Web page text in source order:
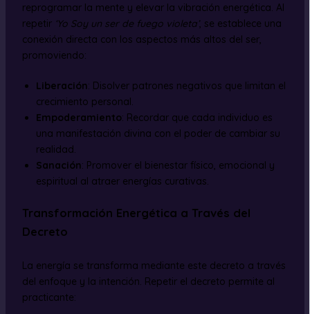
reprogramar la mente y elevar la vibración energética. Al
repetir ‘Yo Soy un ser de fuego violeta’, se establece una
conexión directa con los aspectos más altos del ser,
promoviendo:
Liberación: Disolver patrones negativos que limitan el
crecimiento personal.
Empoderamiento: Recordar que cada individuo es
una manifestación divina con el poder de cambiar su
realidad.
Sanación: Promover el bienestar físico, emocional y
espiritual al atraer energías curativas.
Transformación Energética a Través del
Decreto
La energía se transforma mediante este decreto a través
del enfoque y la intención. Repetir el decreto permite al
practicante: